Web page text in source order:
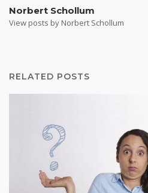
Norbert Schollum
View posts by Norbert Schollum
RELATED POSTS